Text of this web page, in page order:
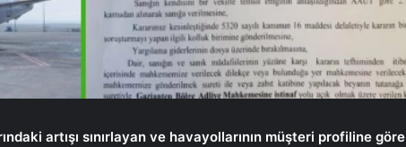
artışı sınırlayan ve havayollarının müşteri profiline göre